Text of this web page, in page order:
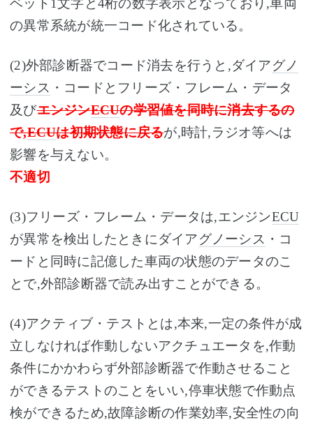
ベット1文字と4桁の数字表示となっており,車両
の異常系統が統一コード化されている。
(2)外部診断器でコード消去を行うと,ダイアグノ
ーシス ・コードとフリーズ・フレーム・データ
及びエンジンECUの学習値を同時に消去するの
で,ECUは初期状態に戻るが,時計,ラジオ等へは
影響を与えない。
不適切
(3)フリーズ・フレーム・データは,エンジンECU
が異常を検出したときにダイアグノーシス ・コ
ードと同時に記億した車両の状態のデータのこ
とで,外部診断器で読み出すことができる。
(4)アクティブ・テストとは,本来,一定の条件が成
立しなければ作動しないアクチュエータを,作動
条件にかかわらず外部診断器で作動させること
ができるテストのことをいい,停車状態で作動点
検ができるため,故障診断の作業効率,安全性の向